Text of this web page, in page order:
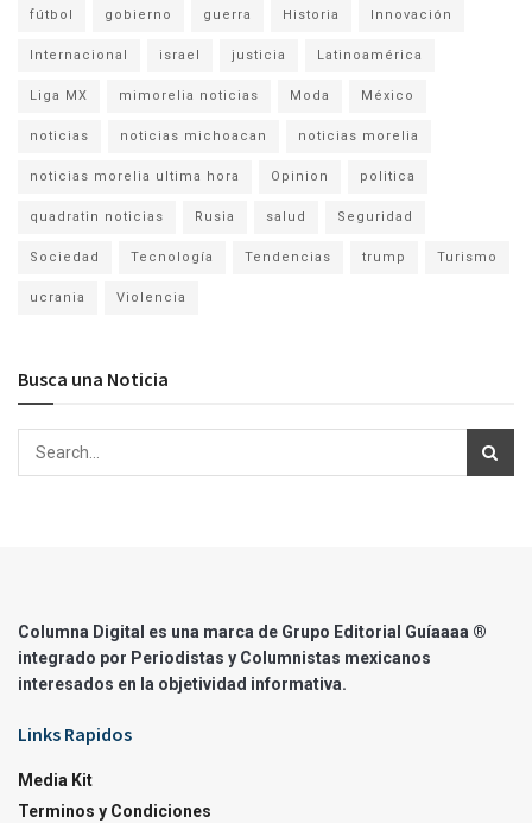
fútbol gobierno guerra Historia Innovación
Internacional israel justicia Latinoamérica
Liga MX mimorelia noticias Moda México
noticias noticias michoacan noticias morelia
noticias morelia ultima hora Opinion politica
quadratin noticias Rusia salud Seguridad
Sociedad Tecnología Tendencias trump Turismo
ucrania Violencia
Busca una Noticia
Columna Digital es una marca de Grupo Editorial Guíaaaa ®
integrado por Periodistas y Columnistas mexicanos
interesados en la objetividad informativa.
Links Rapidos
Media Kit
Terminos y Condiciones